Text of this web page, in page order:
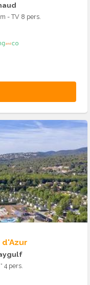
- TV 8 pers.
d'Azur
4 pers.